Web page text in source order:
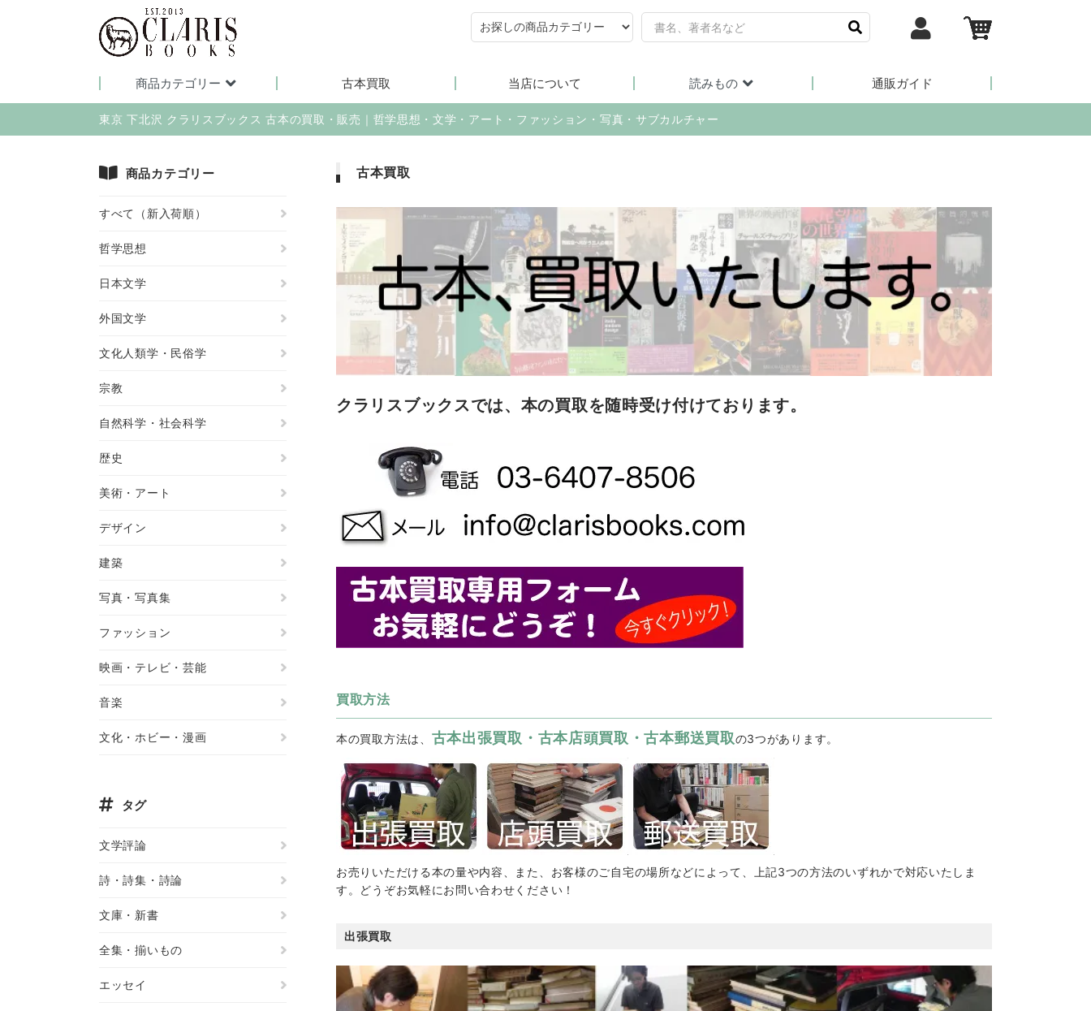
商品カテゴリー 古本買取 当店について 読みもの 通販ガイド
東京 下北沢 クラリスブックス 古本の買取・販売｜哲学思想・文学・アート・ファッション・写真・サブカルチャー
古本買取
クラリスブックスでは、本の買取を随時受け付けております。
買取方法
本の買取方法は、 古本出張買取・古本店頭買取・古本郵送買取の3つがあります。
お売りいただける本の量や内容、また、お客様のご自宅の場所などによって、上記3つの方法のいずれかで対応いたしま
す。どうぞお気軽にお問い合わせください！
出張買取
商品カテゴリー
すべて（新入荷順）
哲学思想
日本文学
外国文学
文化人類学・民俗学
宗教
自然科学・社会科学
歴史
美術・アート
デザイン
建築
写真・写真集
ファッション
映画・テレビ・芸能
音楽
文化・ホビー・漫画
タグ
文学評論
詩・詩集・詩論
文庫・新書
全集・揃いもの
エッセイ